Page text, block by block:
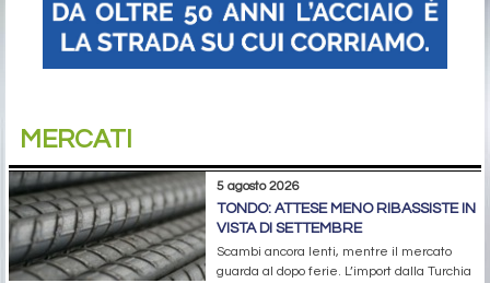
MERCATI
5 agosto 2026
TONDO: ATTESE MENO RIBASSISTE IN
VISTA DI SETTEMBRE
Scambi ancora lenti, mentre il mercato
guarda al dopo ferie. L’import dalla Turchia